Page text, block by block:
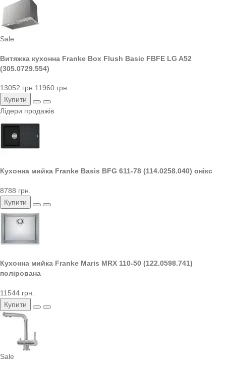
Sale
Витяжка кухонна Franke Box Flush Basic FBFE LG A52
(305.0729.554)
13052 грн.11960 грн.
Купити
Лідери продажів
Кухонна мийка Franke Basis BFG 611-78 (114.0258.040) онікс
8788 грн.
Купити
Кухонна мийка Franke Maris MRX 110-50 (122.0598.741)
полірована
11544 грн.
Купити
Sale